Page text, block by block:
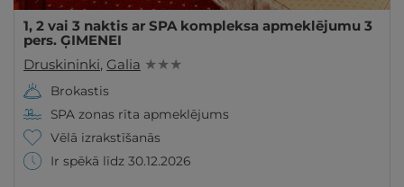
1, 2 vai 3 naktis ar SPA kompleksa apmeklējumu 3
pers. ĢIMENEI
Druskininki, Galia ★ ★ ★
Brokastis
SPA zonas rīta apmeklējums
Vēlā izrakstīšanās
Ir spēkā līdz 30.12.2026